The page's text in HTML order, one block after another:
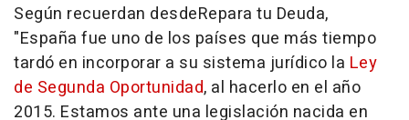
Según recuerdan desdeRepara tu Deuda,
"España fue uno de los países que más tiempo
tardó en incorporar a su sistema jurídico la Ley
de Segunda Oportunidad, al hacerlo en el año
2015. Estamos ante una legislación nacida en